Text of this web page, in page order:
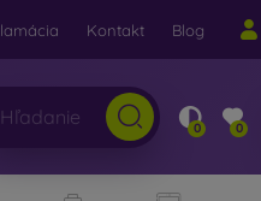
Kontakt Blog
0 0